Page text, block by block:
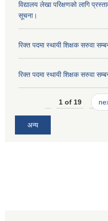
विद्यालय लेखा परिक्षणको लागि
सूचना।
रिक्त पदमा स्थायी शिक्षक सरुवा
रिक्त पदमा स्थायी शिक्षक सरुवा
1 of 19
अन्य